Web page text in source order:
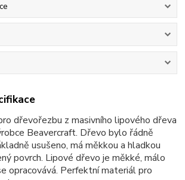
dřevořezbu z masivního lipového dřeva
Beavercraft. Dřevo bylo řádně
usušeno, má měkkou a hladkou
povrch. Lipové dřevo je měkké, málo
opracovává. Perfektní materiál pro